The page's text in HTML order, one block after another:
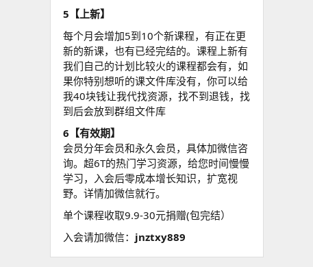
5【上新】
每个月会增加5到10个新课程，有正在更
新的新课，也有已经完结的。课程上新有
我们自己的计划比较火的课程都会有，如
果你特别想听的课文件库没有，你可以给
我40块钱让我代找资源，找不到退钱，找
到后会放到群组文件库
6【有效期】
会员分年会员和永久会员，具体加微信咨
询。超6T的热门学习资源，给您时间慢慢
学习，入会后零成本增长知识，扩宽视
野。详情加微信就行。
单个课程收取9.9-30元捐赠(包完结）
入会请加微信： jnztxy889